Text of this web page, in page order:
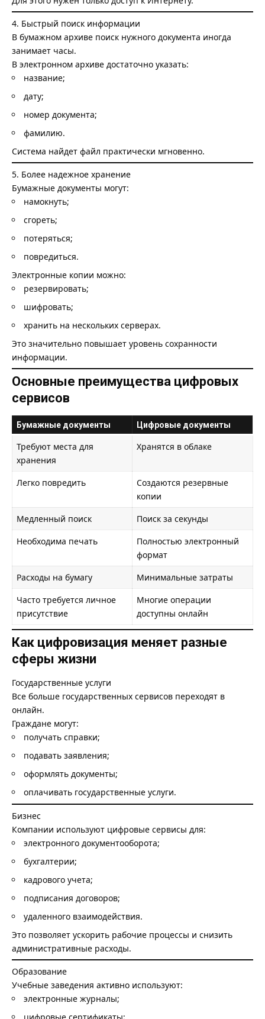
4. Быстрый поиск информации
В бумажном архиве поиск нужного документа иногда
занимает часы.
В электронном архиве достаточно указать:
название;
дату;
номер документа;
фамилию.
Система найдет файл практически мгновенно.
5. Более надежное хранение
Бумажные документы могут:
намокнуть;
сгореть;
потеряться;
повредиться.
Электронные копии можно:
резервировать;
шифровать;
хранить на нескольких серверах.
Это значительно повышает уровень сохранности
информации.
Основные преимущества цифровых
сервисов
Бумажные документы Цифровые документы
Требуют места для
хранения
Хранятся в облаке
Легко повредить
Создаются резервные
копии
Медленный поиск
Поиск за секунды
Необходима печать
Полностью электронный
формат
Расходы на бумагу
Минимальные затраты
Часто требуется личное
присутствие
Многие операции
доступны онлайн
Как цифровизация меняет разные
сферы жизни
Государственные услуги
Все больше государственных сервисов переходят в
онлайн.
Граждане могут:
получать справки;
подавать заявления;
оформлять документы;
оплачивать государственные услуги.
Бизнес
Компании используют цифровые сервисы для:
электронного документооборота;
бухгалтерии;
кадрового учета;
подписания договоров;
удаленного взаимодействия.
Это позволяет ускорить рабочие процессы и снизить
административные расходы.
Образование
Учебные заведения активно используют:
электронные журналы;